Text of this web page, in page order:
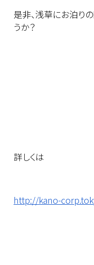
是非、浅草にお泊り
うか？
詳しくは
http://kano-